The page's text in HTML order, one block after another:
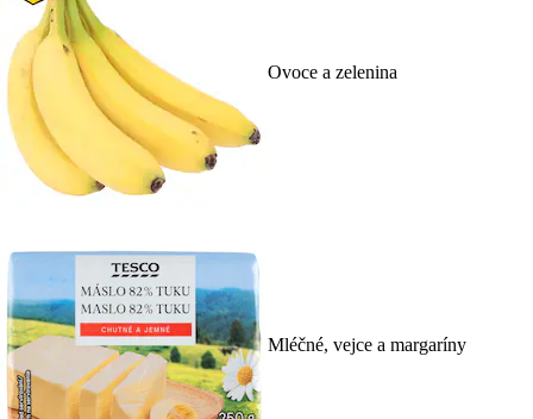
Ovoce a zelenina
Mléčné, vejce a margaríny